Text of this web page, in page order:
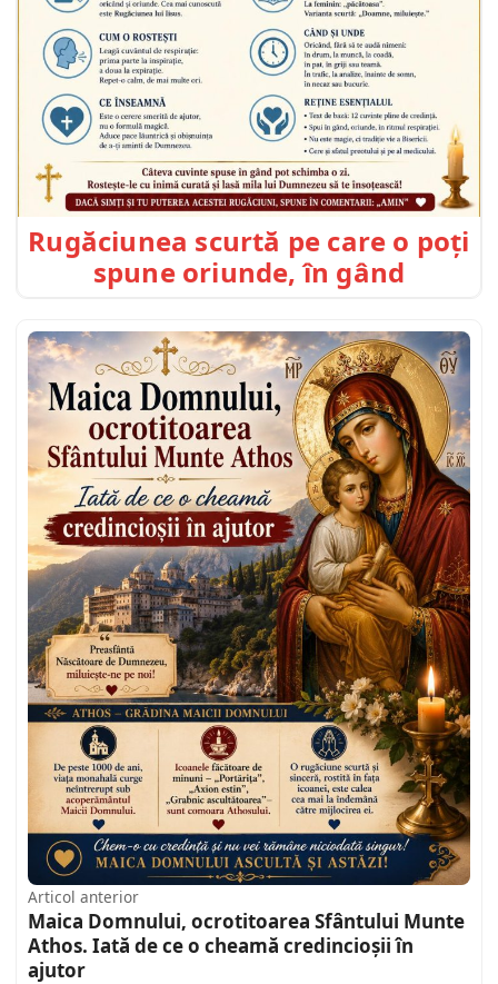
Rugăciunea scurtă pe care o poți
spune oriunde, în gând
Articol anterior
Maica Domnului, ocrotitoarea Sfântului Munte
Athos. Iată de ce o cheamă credincioșii în
ajutor